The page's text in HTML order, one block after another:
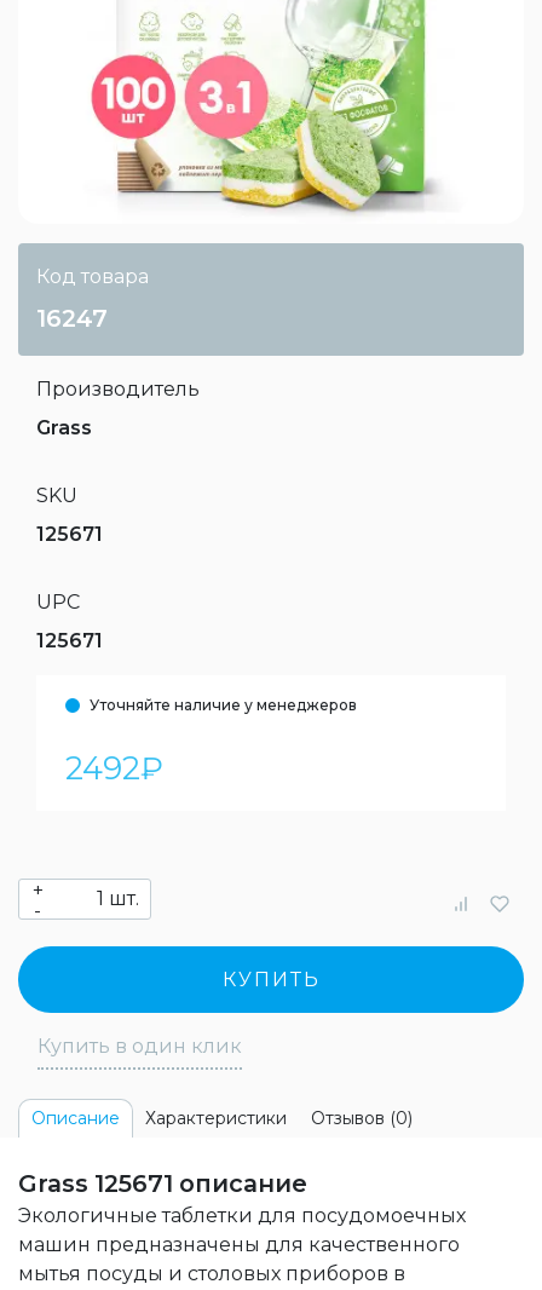
Код товара
16247
Производитель
Grass
SKU
125671
UPC
125671
Уточняйте наличие у менеджеров
2492₽
+
-
шт.
КУПИТЬ
Купить в один клик
Описание Характеристики Отзывов (0)
Grass 125671 описание
Экологичные таблетки для посудомоечных
машин предназначены для качественного
мытья посуды и столовых приборов в